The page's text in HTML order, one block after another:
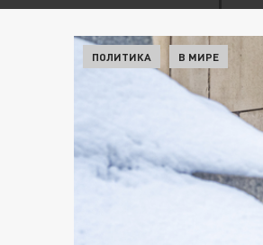
ПОЛИТИКА В МИРЕ